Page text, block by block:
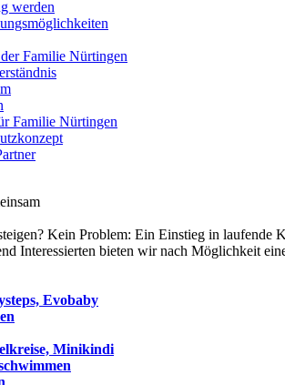
werden
Familie Nürtingen
Familie Nürtingen
Kein Problem: Ein Einstieg in
Interessierten bieten wir nach Möglichkeit
Evobaby
Minikindi